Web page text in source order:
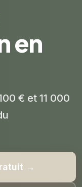
en
€ et 11 000
→